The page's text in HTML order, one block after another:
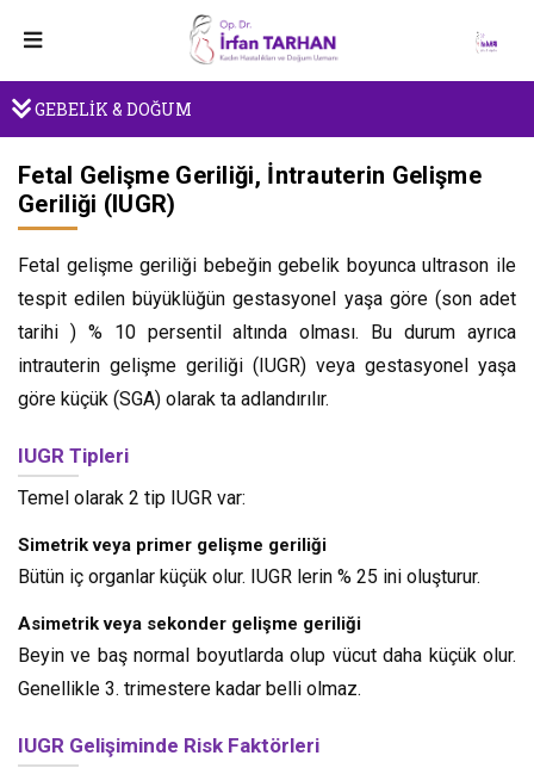
GEBELİK & DOĞUM
Fetal Gelişme Geriliği, İntrauterin Gelişme
Geriliği (IUGR)
Fetal gelişme geriliği bebeğin gebelik boyunca ultrason ile
tespit edilen büyüklüğün gestasyonel yaşa göre (son adet
tarihi ) % 10 persentil altında olması. Bu durum ayrıca
intrauterin gelişme geriliği (IUGR) veya gestasyonel yaşa
göre küçük (SGA) olarak ta adlandırılır.
IUGR Tipleri
Temel olarak 2 tip IUGR var:
Simetrik veya primer gelişme geriliği
Bütün iç organlar küçük olur. IUGR lerin % 25 ini oluşturur.
Asimetrik veya sekonder gelişme geriliği
Beyin ve baş normal boyutlarda olup vücut daha küçük olur.
Genellikle 3. trimestere kadar belli olmaz.
IUGR Gelişiminde Risk Faktörleri